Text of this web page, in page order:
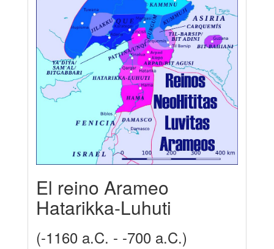
El reino Arameo
Hatarikka-Luhuti
(-1160 a.C. - -700 a.C.)